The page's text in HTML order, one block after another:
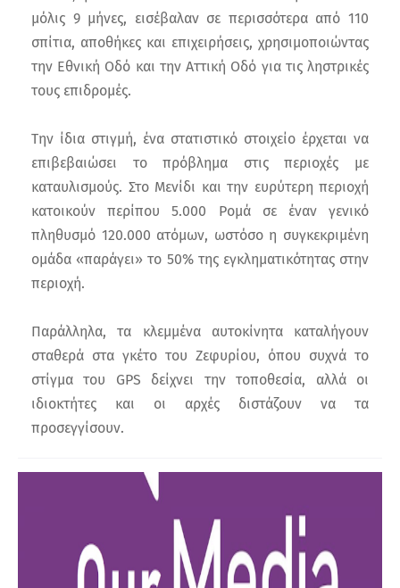
μόλις 9 μήνες, εισέβαλαν σε περισσότερα από 110
σπίτια, αποθήκες και επιχειρήσεις, χρησιμοποιώντας
την Εθνική Οδό και την Αττική Οδό για τις ληστρικές
τους επιδρομές.
Την ίδια στιγμή, ένα στατιστικό στοιχείο έρχεται να
επιβεβαιώσει το πρόβλημα στις περιοχές με
καταυλισμούς. Στο Μενίδι και την ευρύτερη περιοχή
κατοικούν περίπου 5.000 Ρομά σε έναν γενικό
πληθυσμό 120.000 ατόμων, ωστόσο η συγκεκριμένη
ομάδα «παράγει» το 50% της εγκληματικότητας στην
περιοχή.
Παράλληλα, τα κλεμμένα αυτοκίνητα καταλήγουν
σταθερά στα γκέτο του Ζεφυρίου, όπου συχνά το
στίγμα του GPS δείχνει την τοποθεσία, αλλά οι
ιδιοκτήτες και οι αρχές διστάζουν να τα
προσεγγίσουν.